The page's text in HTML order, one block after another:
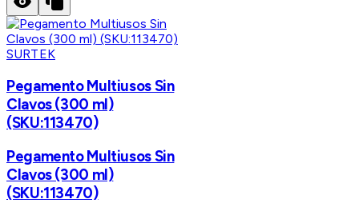
SURTEK
Pegamento Multiusos Sin
Clavos (300 ml)
(SKU:113470)
Pegamento Multiusos Sin
Clavos (300 ml)
(SKU:113470)